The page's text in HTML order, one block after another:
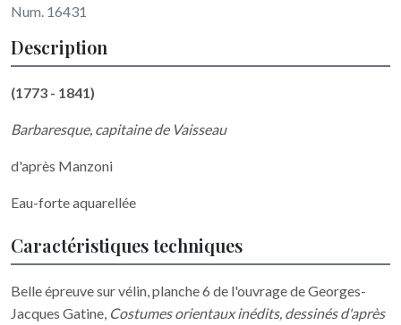
Num. 16431
Description
(1773 - 1841)
Barbaresque, capitaine de Vaisseau
d'après Manzoni
Eau-forte aquarellée
Caractéristiques techniques
Belle épreuve sur vélin, planche 6 de l'ouvrage de Georges-
Jacques Gatine, Costumes orientaux inédits, dessinés d'après